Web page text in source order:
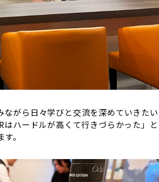
がら日々学びと交流を深めていきたい
ハードルが高くて行きづらかった」と
。